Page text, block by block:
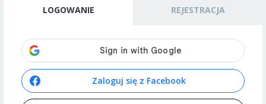
LOGOWANIE REJESTRACJA
Zaloguj się z Facebook